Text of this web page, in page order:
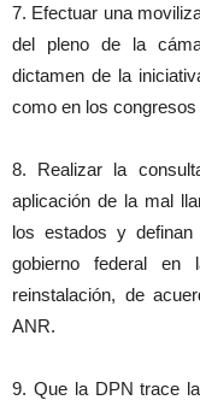
7. Efectuar una
del pleno de la
dictamen de la
como en los congresos
8. Realizar la
aplicación de la mal
los estados y
gobierno federal en
reinstalación, de
ANR.
9. Que la DPN trace